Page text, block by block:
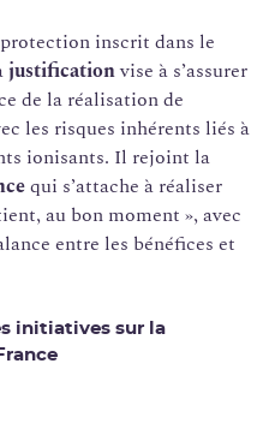
inscrit dans le
justificationvise à s’assurer
de la réalisation de
les risques inhérents liés à
ionisants. Il rejoint la
qui s’attache à réaliser
au bon moment », avec
entre les bénéfices et
initiatives sur la